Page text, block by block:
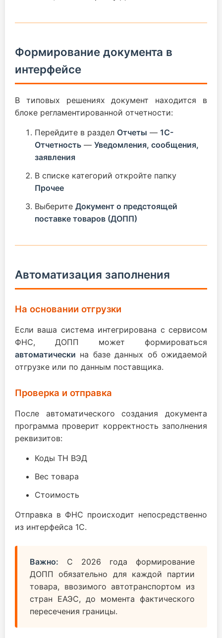
Формирование документа в
интерфейсе
В типовых решениях документ находится в
блоке регламентированной отчетности:
Перейдите в раздел Отчеты — 1С-
Отчетность — Уведомления, сообщения,
заявления
В списке категорий откройте папку
Прочее
Выберите Документ о предстоящей
поставке товаров (ДОПП)
Автоматизация заполнения
На основании отгрузки
Если ваша система интегрирована с сервисом
ФНС, ДОПП может формироваться
автоматически на базе данных об ожидаемой
отгрузке или по данным поставщика.
Проверка и отправка
После автоматического создания документа
программа проверит корректность заполнения
реквизитов:
Коды ТН ВЭД
Вес товара
Стоимость
Отправка в ФНС происходит непосредственно
из интерфейса 1С.
Важно: С 2026 года формирование
ДОПП обязательно для каждой партии
товара, ввозимого автотранспортом из
стран ЕАЭС, до момента фактического
пересечения границы.